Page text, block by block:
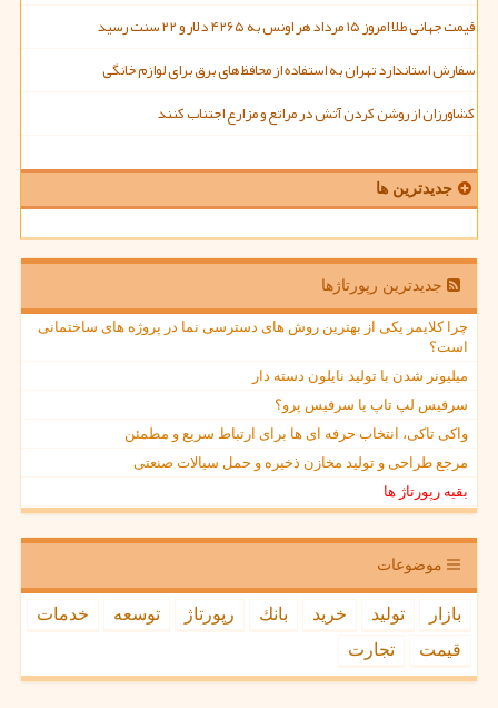
قیمت جهانی طلا امروز ۱۵ مرداد هر اونس به ۴۲۶۵ دلار و ۲۲ سنت رسید
سفارش استاندارد تهران به استفاده از محافظ های برق برای لوازم خانگی
کشاورزان از روشن کردن آتش در مراتع و مزارع اجتناب کنند
جدیدترین ها
جدیدترین رپورتاژها
چرا کلایمر یکی از بهترین روش های دسترسی نما در پروژه های ساختمانی
است؟
میلیونر شدن با تولید نایلون دسته دار
سرفیس لپ تاپ یا سرفیس پرو؟
واکی تاکی، انتخاب حرفه ای ها برای ارتباط سریع و مطمئن
مرجع طراحی و تولید مخازن ذخیره و حمل سیالات صنعتی
بقیه رپورتاژ ها
موضوعات
بازار تولید خرید بانك رپورتاژ توسعه
خدمات
قیمت
تجارت